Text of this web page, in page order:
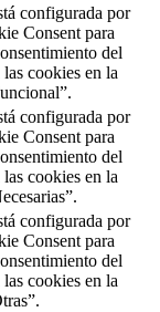
configurada por
Consent para
del
cookies en la
configurada por
Consent para
del
cookies en la
configurada por
Consent para
del
cookies en la